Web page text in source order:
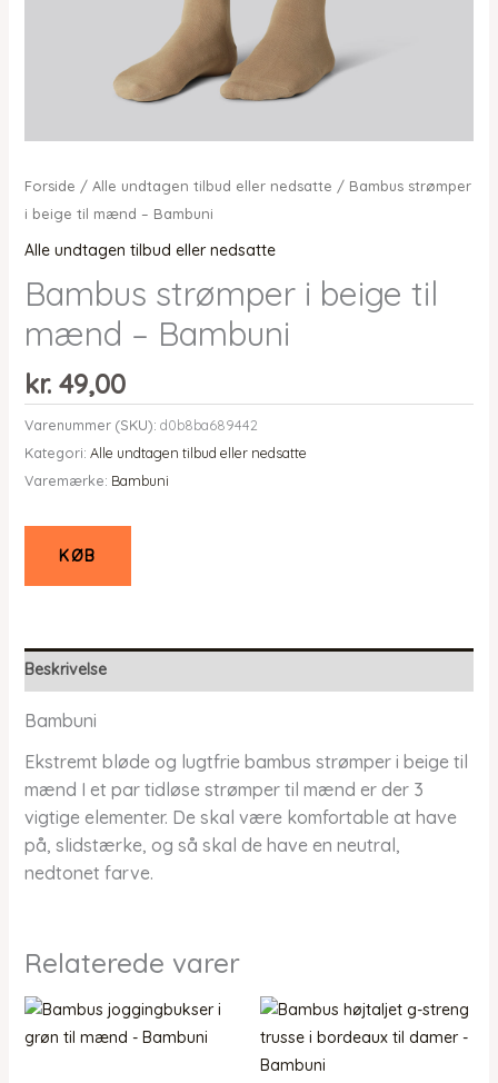
Forside / Alle undtagen tilbud eller nedsatte / Bambus strømper
i beige til mænd – Bambuni
Alle undtagen tilbud eller nedsatte
Bambus strømper i beige til
mænd – Bambuni
kr.49,00
Varenummer (SKU): d0b8ba689442
Kategori: Alle undtagen tilbud eller nedsatte
Varemærke: Bambuni
KØB
Beskrivelse
Bambuni
Ekstremt bløde og lugtfrie bambus strømper i beige til
mænd I et par tidløse strømper til mænd er der 3
vigtige elementer. De skal være komfortable at have
på, slidstærke, og så skal de have en neutral,
nedtonet farve.
Relaterede varer